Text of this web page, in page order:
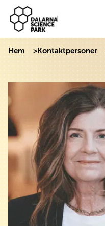
Hoppa till innehåll
Dalarna Science Park
Hem >Kontaktpersoner